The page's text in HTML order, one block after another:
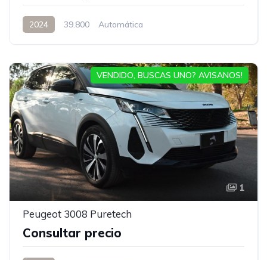
2024 39.800 Automática
1
Peugeot 3008 Puretech
Consultar precio
VENDIDO, BUSCAS UNO? AVISANOS!